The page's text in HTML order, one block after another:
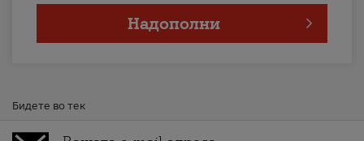
Надополни
Бидете во тек